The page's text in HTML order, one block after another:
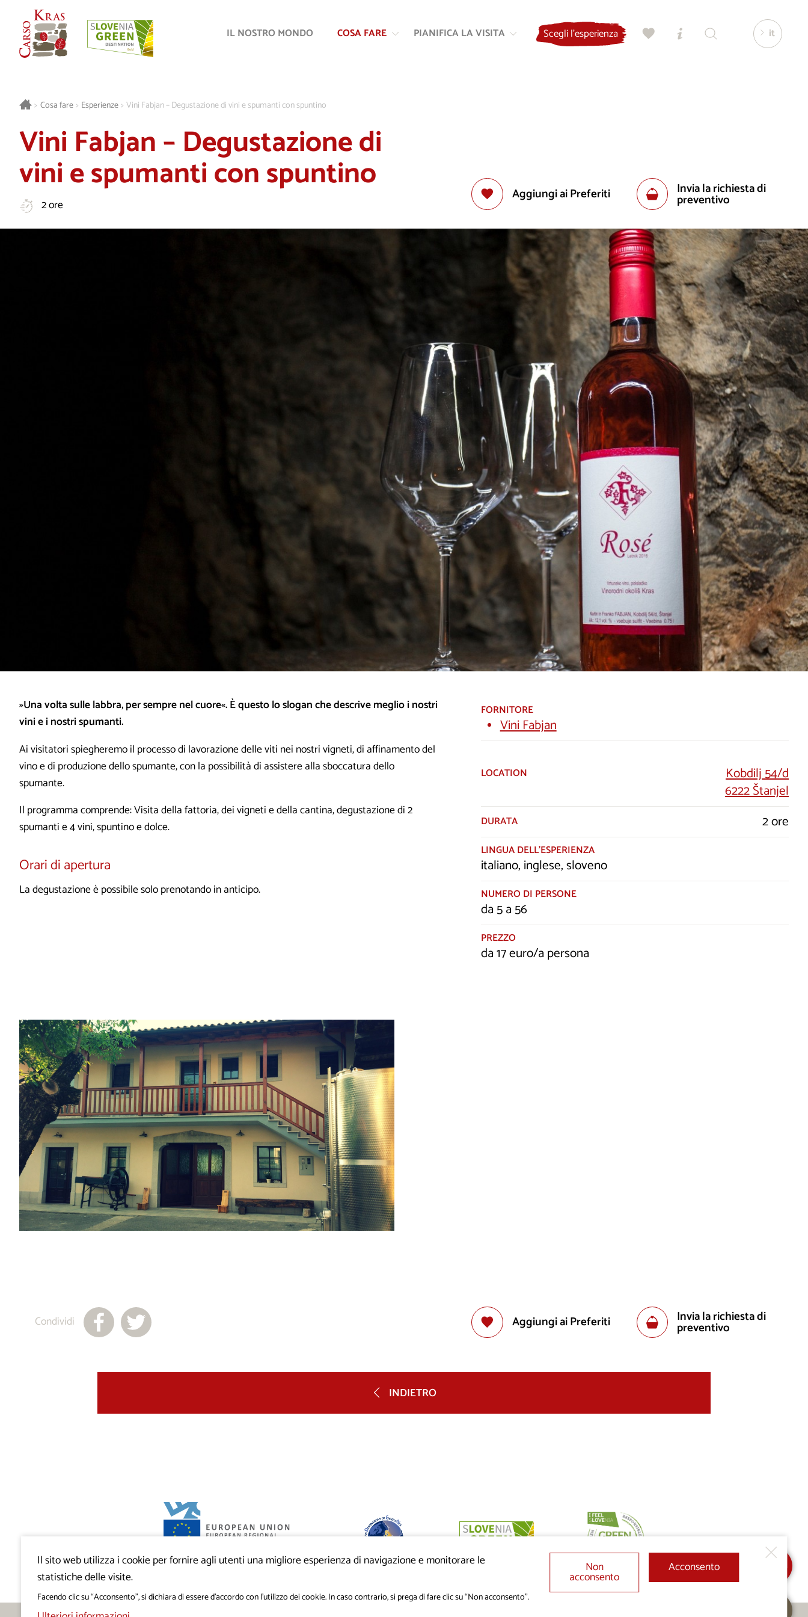
alla
IL NOSTRO MONDO COSA FARE PIANIFICA LA VISITA Scegli l'esperienza it
> Cosa fare > Esperienze > Vini Fabjan – Degustazione di vini e spumanti con spuntino
Vini Fabjan – Degustazione di
vini e spumanti con spuntino
2 ore
Aggiungi ai Preferiti Invia la richiesta di
preventivo
»Una volta sulle labbra, per sempre nel cuore«. È questo lo slogan che descrive meglio i nostri
vini e i nostri spumanti.
Ai visitatori spiegheremo il processo di lavorazione delle viti nei nostri vigneti, di affinamento del
vino e di produzione dello spumante, con la possibilità di assistere alla sboccatura dello
spumante.
Il programma comprende: Visita della fattoria, dei vigneti e della cantina, degustazione di 2
spumanti e 4 vini, spuntino e dolce.
Orari di apertura
La degustazione è possibile solo prenotando in anticipo.
FORNITORE
Vini Fabjan
LOCATION
Kobdilj 54/d
6222 Štanjel
DURATA 2 ore
LINGUA DELL’ESPERIENZA
italiano, inglese, sloveno
NUMERO DI PERSONE
da 5 a 56
PREZZO
da 17 euro/a persona
Aggiungi ai Preferiti Invia la richiesta di
preventivo
Condividi
INDIETRO
Progetto VisitKras. L’investimento è cofinanziato dalla
Il sito web utilizza i cookie per fornire agli utenti una migliore esperienza di navigazione e monitorare le
statistiche delle visite.
Facendo clic su “Acconsento”, si dichiara di essere d’accordo con l’utilizzo dei cookie. In caso contrario, si prega di fare clic su “Non acconsento”.
Non
acconsento
Acconsento